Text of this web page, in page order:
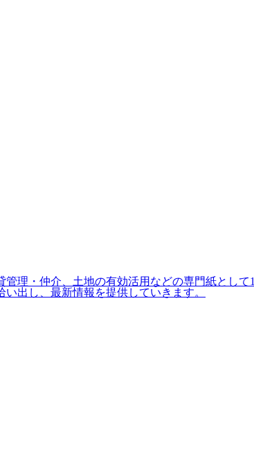
理・仲介、土地の有効活用などの専門紙として
出し、最新情報を提供していきます。